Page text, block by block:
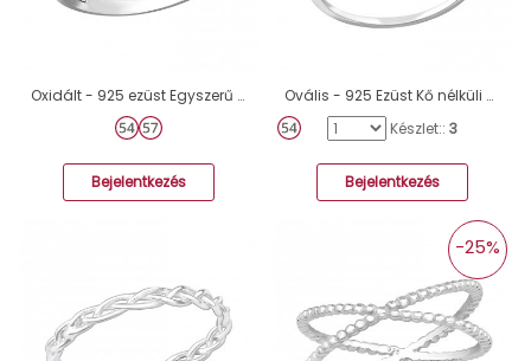
Oxidált - 925 ezüst Egyszerű gyűrűk A4S36157
Bejelentkezés
Ovális - 925 Ezüst Kő nélküli gyűrűk A4S35707
Készlet:: 3
Bejelentkezés
-25%